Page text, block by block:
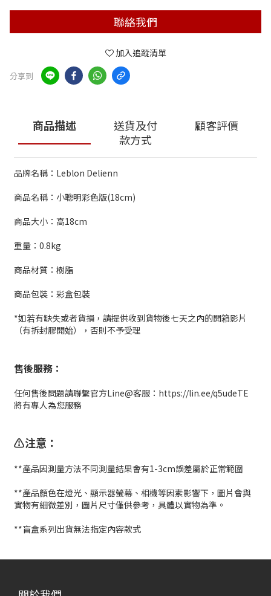
聯絡我們
加入追蹤清單
分享到
商品描述
送貨及付
款方式
顧客評價
品牌名稱：Leblon Delienn
商品名稱：小聰明彩色版(18cm)
商品大小：高18cm
重量：0.8kg
商品材質：樹脂
商品包裝：彩盒包裝
*如若有缺失或者貨損，請提供收到貨物後七天之內的開箱影片
（有拆封膠開始），否則不予受理
售後服務：
任何售後問題請聯繫官方Line@客服：https://lin.ee/q5udeTE
將有專人為您服務
⚠️注意：
**產品因測量方法不同測量結果會有1-3cm誤差屬於正常範圍
**產品顏色在燈光、顯示器螢幕、相機等因素影響下，圖片會與
實物有細微差別，圖片尺寸僅供參考，具體以實物為準。
**盲盒系列出貨無法指定內容款式